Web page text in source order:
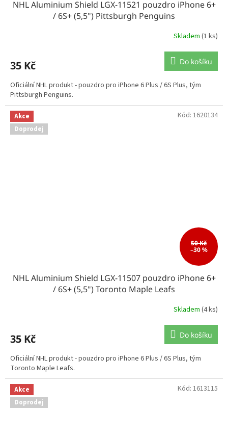
NHL Aluminium Shield LGX-11521 pouzdro iPhone 6+
/ 6S+ (5,5") Pittsburgh Penguins
Skladem (1 ks)
35 Kč Do košíku
Oficiální NHL produkt - pouzdro pro iPhone 6 Plus / 6S Plus, tým
Pittsburgh Penguins.
Akce
Doprodej
50 Kč
–30 %
NHL Aluminium Shield LGX-11507 pouzdro iPhone 6+
/ 6S+ (5,5") Toronto Maple Leafs
Skladem (4 ks)
35 Kč Do košíku
Oficiální NHL produkt - pouzdro pro iPhone 6 Plus / 6S Plus, tým
Toronto Maple Leafs.
Kód: 1620134
Akce
Doprodej
Kód: 1613115